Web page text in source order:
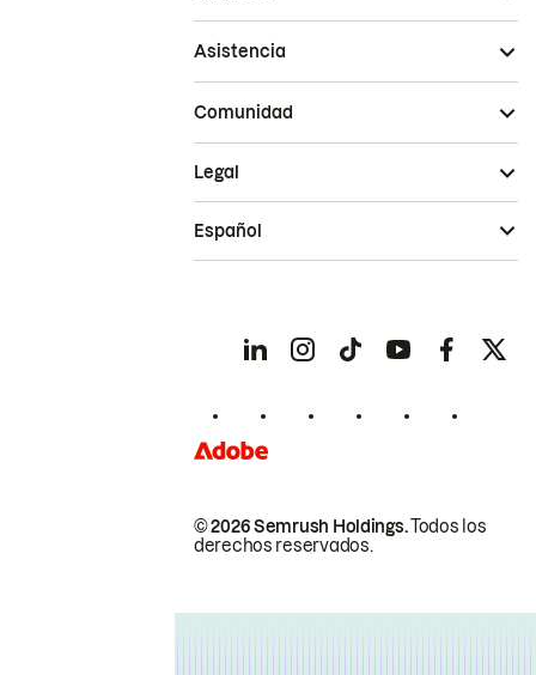
Asistencia
Comunidad
© 2026 Semrush Holdings.Todos los
derechos reservados.
Legal
Español